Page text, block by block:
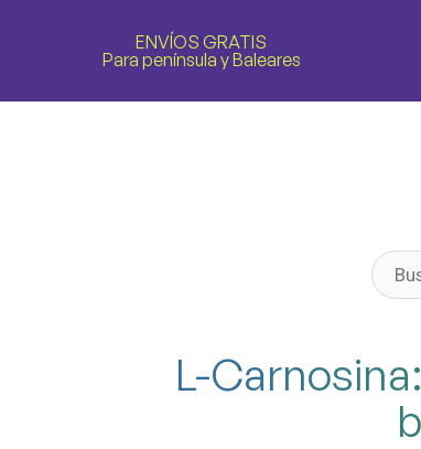
ENVÍOS GRATIS
Para península y Baleares
L-